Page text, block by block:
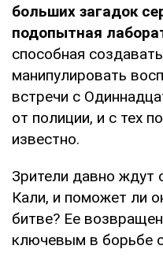
больших загадок
подопытная
способная
манипулировать
встречи с
от полиции, и с тех
известно.
Зрители давно ждут
Кали, и поможет ли
битве? Ее
ключевым в борьбе